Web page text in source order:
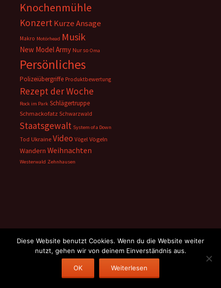
Knochenmühle
KonzertKurze Ansage
Makro Motörhead Musik
New Model Army Nur so Oma
Persönliches
Polizeiübergriffe Produktbewertung
Rezept der Woche
Rock im Park Schlägertruppe
Schmackofatz Schwarzwald
Staatsgewalt System of a Down
Tod Ukraine Video Vögel Vögeln
Wandern Weihnachten
Westerwald Zehnhausen
Datenschutzerklärung
Diese Website benutzt Cookies. Wenn du die Website weiter
nutzt, gehen wir von deinem Einverständnis aus.
OK Weiterlesen